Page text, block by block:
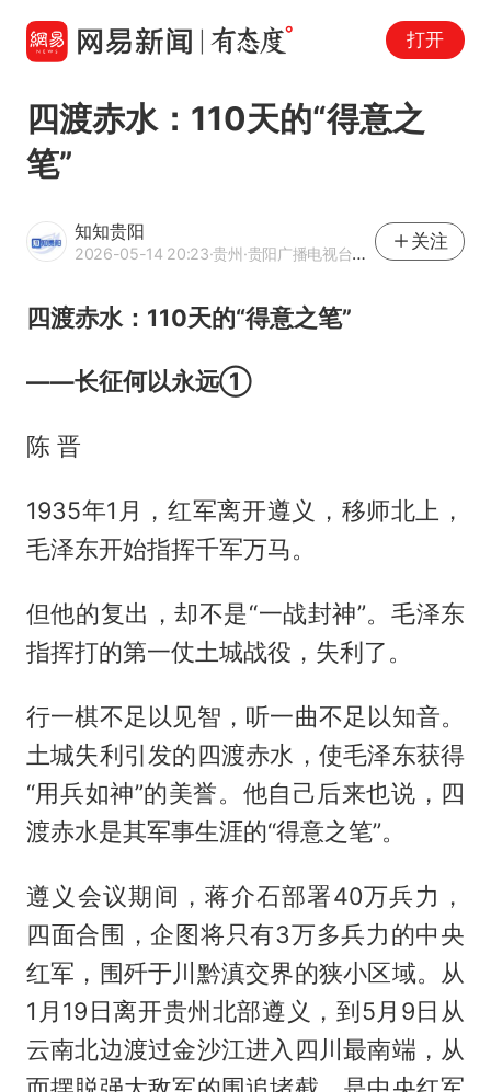
打开
四渡赤水：110天的“得意之
笔”
知知贵阳
2026-05-14 20:23·贵州·贵阳广播电视台官方网易号
关注
四渡赤水：110天的“得意之笔”
——长征何以永远①
陈 晋
1935年1月，红军离开遵义，移师北上，
毛泽东开始指挥千军万马。
但他的复出，却不是“一战封神”。毛泽东
指挥打的第一仗土城战役，失利了。
行一棋不足以见智，听一曲不足以知音。
土城失利引发的四渡赤水，使毛泽东获得
“用兵如神”的美誉。他自己后来也说，四
渡赤水是其军事生涯的“得意之笔”。
遵义会议期间，蒋介石部署40万兵力，
四面合围，企图将只有3万多兵力的中央
红军，围歼于川黔滇交界的狭小区域。从
1月19日离开贵州北部遵义，到5月9日从
云南北边渡过金沙江进入四川最南端，从